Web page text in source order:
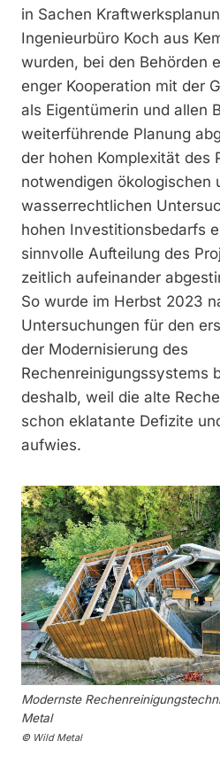
in Sachen
Ingenieurbüro Koch aus
wurden, bei den Behörden
enger Kooperation mit der
als Eigentümerin und allen
weiterführende Planung
der hohen Komplexität des
notwendigen ökologischen
wasserrechtlichen
hohen Investitionsbedarfs
sinnvolle Aufteilung des
zeitlich aufeinander
So wurde im Herbst 2023
Untersuchungen für den
der Modernisierung des
Rechenreinigungssystems
deshalb, weil die alte
schon eklatante Defizite
aufwies.
Modernste
Metal
© Wild Metal